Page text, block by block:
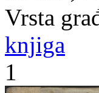
Vrsta
knjiga
1